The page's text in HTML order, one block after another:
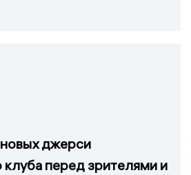
джерси
клуба перед зрителями и